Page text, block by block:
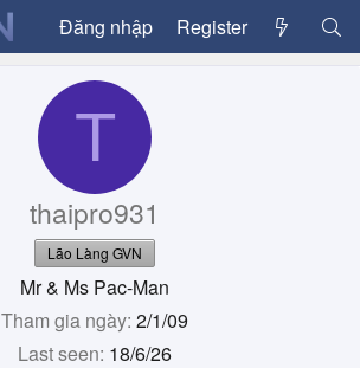
Đăng nhập Register
T
thaipro931
Lão Làng GVN
Mr & Ms Pac-Man
Tham gia ngày 2/1/09
Last seen 18/6/26